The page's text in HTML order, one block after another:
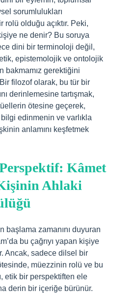
sorumlulukları
rolü olduğu açıktır. Peki,
ne denir? Bu soruya
dini bir terminoloji değil,
epistemolojik ve ontolojik
bakmamız gerektiğini
filozof olarak, bu tür bir
derinlemesine tartışmak,
ötesine geçerek,
edinmenin ve varlıkla
anlamını keşfetmek
Kâmet
Ahlaki
başlama zamanını duyuran
bu çağrıyı yapan kişiye
Ancak, sadece dilsel bir
müezzinin rolü ve bu
etik bir perspektiften ele
derin bir içeriğe bürünür.